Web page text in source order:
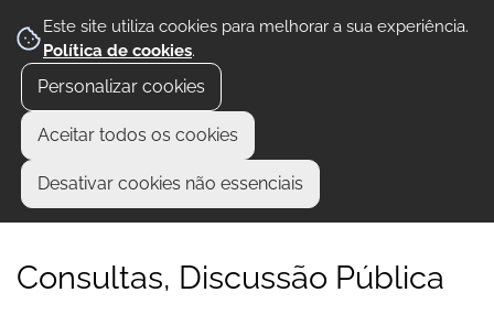
Este site utiliza cookies para melhorar a sua experiência.
Política de cookies.
Personalizar cookies
Aceitar todos os cookies
Desativar cookies não essenciais
Consultas, Discussão Pública